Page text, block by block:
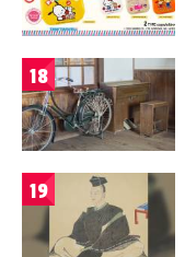
18
19